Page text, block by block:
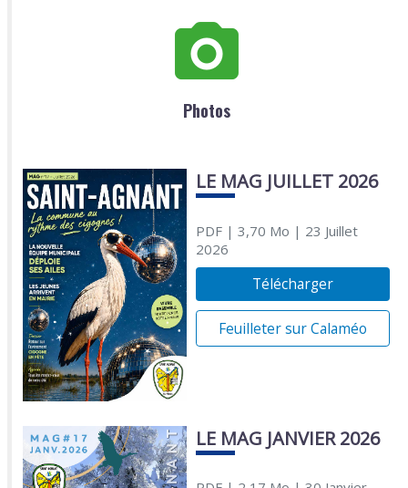
Photos
LE MAG JUILLET 2026
PDF| 3,70 Mo | 23 Juillet
2026
Télécharger
Feuilleter sur Calaméo
LE MAG JANVIER 2026